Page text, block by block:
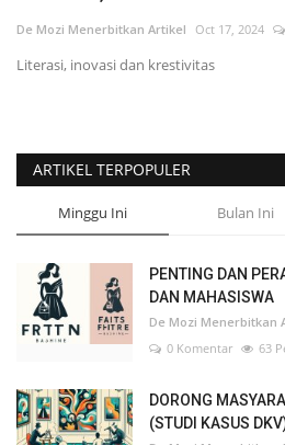
De Mozi Menerbitkan Artikel Oct 17, 2024
Literasi, inovasi dan krestivitas
ARTIKEL TERPOPULER
Minggu Ini Bulan Ini
PENTING DAN
DAN MAHASISWA
De Mozi Menerbitkan
0 Komentar
63
DORONG
(STUDI KASUS